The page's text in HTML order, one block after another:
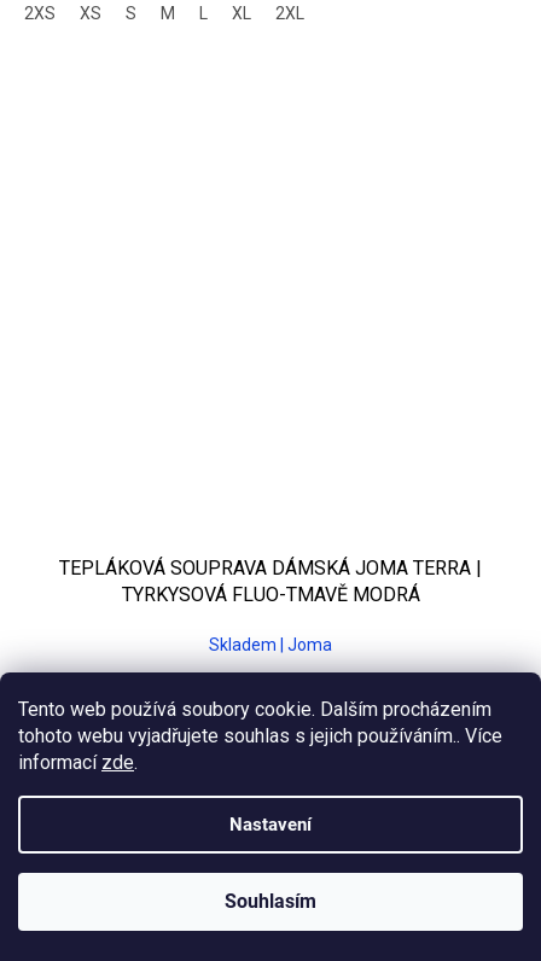
Tento web používá soubory cookie. Dalším procházením
tohoto webu vyjadřujete souhlas s jejich používáním.. Více
informací zde.
Nastavení
Souhlasím
2XS XS S M XL 2XL
TEPLÁKOVÁ SOUPRAVA DÁMSKÁ JOMA TERRA |
TYRKYSOVÁ FLUO-TMAVĚ MODRÁ
Skladem | Joma
1 440 Kč